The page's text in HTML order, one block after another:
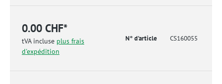
0.00 CHF*
tVA incluse plus frais
d'expédition
N° d'article CS160055